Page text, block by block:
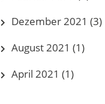
Dezember 2021 (3)
August 2021 (1)
April 2021 (1)